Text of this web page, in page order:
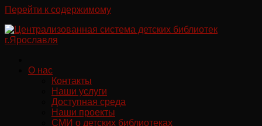
Перейти к содержимому
О нас
Контакты
Наши услуги
Доступная среда
Наши проекты
СМИ о детских библиотеках